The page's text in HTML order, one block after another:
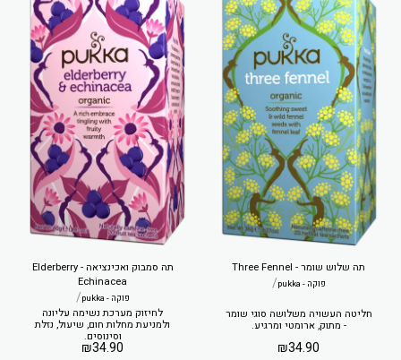
תה שלוש שומר - Three Fennel
פוקה - pukka /
חליטה העשויה משלושה סוגי שומר
- מתוק, ארומטי ומרגיע.
₪34.90
תה סמבוק ואכינציאה - Elderberry
Echinacea
פוקה - pukka /
לחיזוק מערכת נשימה עליונה
ולמניעת מחלות חום, שיעול, נזלת
וסינוסים.
₪34.90